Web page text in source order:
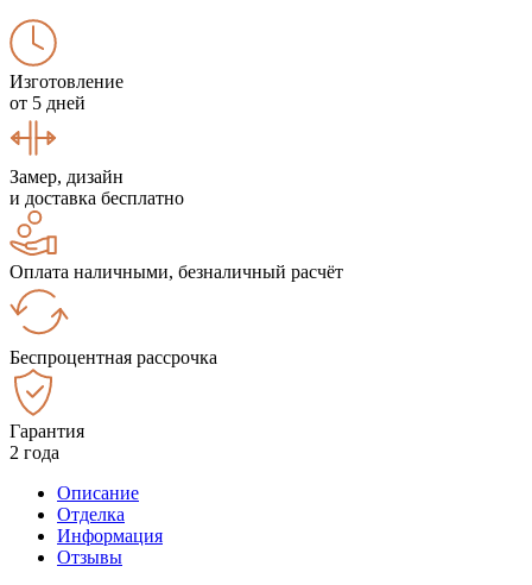
Изготовление
от 5 дней
Замер, дизайн
и доставка бесплатно
Оплата наличными, безналичный расчёт
Беспроцентная рассрочка
Гарантия
2 года
Описание
Отделка
Информация
Отзывы